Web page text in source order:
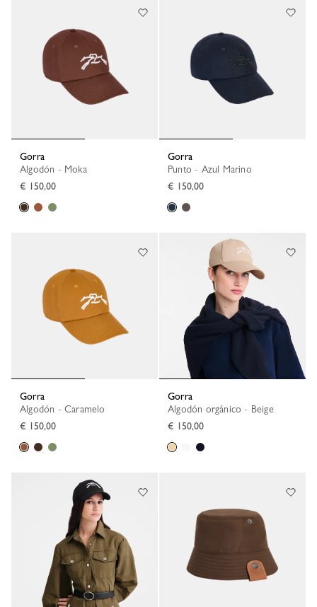
Gorra
Algodón - Moka
€ 150,00
Gorra
Punto - Azul Marino
€ 150,00
Gorra
Algodón - Caramelo
€ 150,00
Gorra
Algodón orgánico - Beige
€ 150,00